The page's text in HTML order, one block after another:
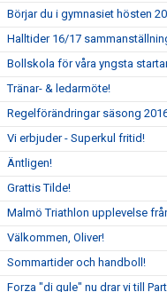
Börjar du i gymnasiet hösten
Halltider 16/17
Bollskola för våra yngsta
Tränar- & ledarmöte!
Regelförändringar säsong
Vi erbjuder - Superkul fritid!
Äntligen!
Grattis Tilde!
Malmö Triathlon upplevelse
Välkommen, Oliver!
Sommartider och handboll!
Forza "di gule" nu drar vi till